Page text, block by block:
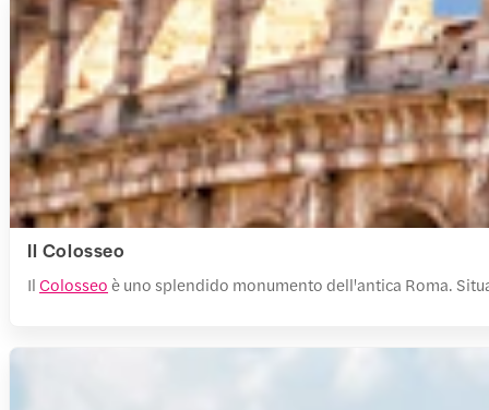
Il Colosseo
IlColosseoè uno splendido monumento dell'antica Roma.